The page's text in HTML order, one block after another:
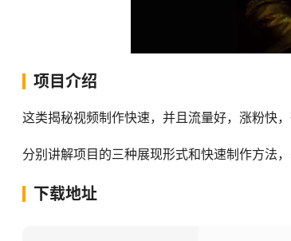
项目介绍
这类揭秘视频制作快速，并且流量好，涨粉快
分别讲解项目的三种展现形式和快速制作方法
下载地址